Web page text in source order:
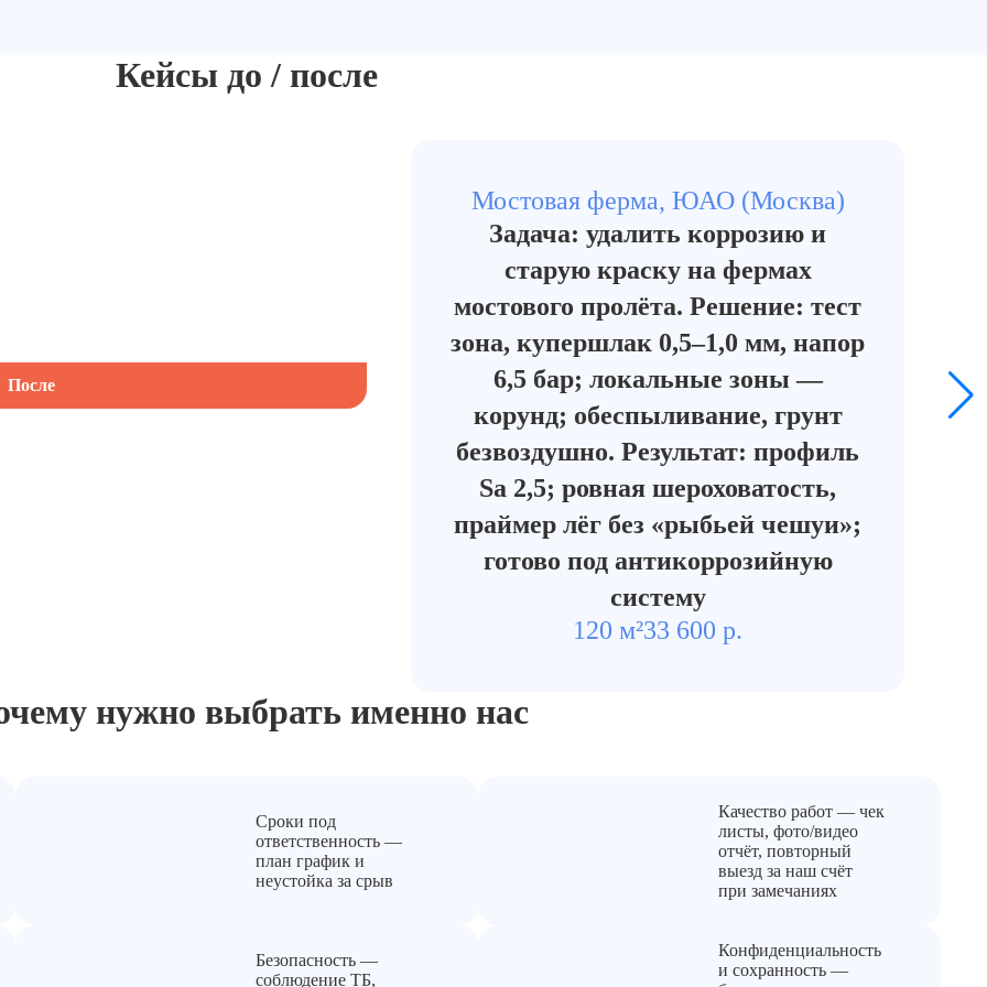
Кейсы до / после
После
Мостовая ферма, ЮАО (Москва)
Задача: удалить коррозию и
старую краску на фермах
мостового пролёта. Решение: тест
зона, купершлак 0,5–1,0 мм, напор
6,5 бар; локальные зоны —
корунд; обеспыливание, грунт
безвоздушно. Результат: профиль
Sa 2,5; ровная шероховатость,
праймер лёг без «рыбьей чешуи»;
готово под антикоррозийную
систему
120 м²33 600 р.
нужно выбрать именно нас
Сроки под
ответственность —
план график и
неустойка за срыв
Качество работ — чек
листы, фото/видео
отчёт, повторный
выезд за наш счёт
при замечаниях
Безопасность —
соблюдение ТБ,
Конфиденциальность
и сохранность —